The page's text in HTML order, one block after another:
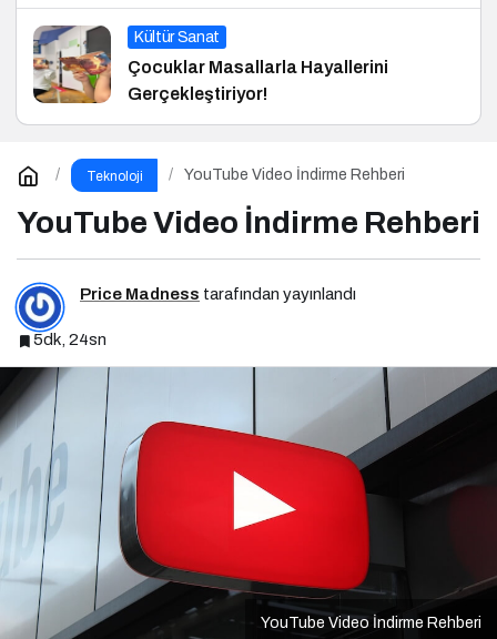
Kültür Sanat
Çocuklar Masallarla Hayallerini
Gerçekleştiriyor!
Teknoloji YouTube Video İndirme Rehberi
YouTube Video İndirme Rehberi
Price Madness tarafından yayınlandı
5dk, 24sn
YouTube Video İndirme Rehberi